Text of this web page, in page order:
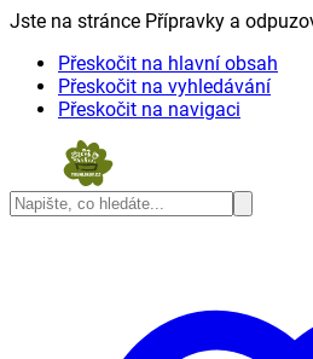
Jste na stránce Přípravky a
Přeskočit na hlavní obsah
Přeskočit na vyhledávání
Přeskočit na navigaci